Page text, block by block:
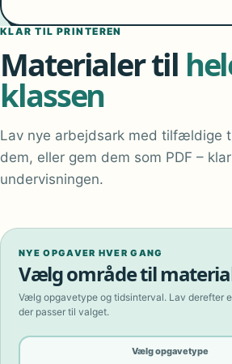
KLAR TIL PRINTEREN
Materialer til
klassen
Lav nye arbejdsark med tilfældige
dem, eller gem dem som PDF –
undervisningen.
NYE OPGAVER HVER GANG
Vælg område til
Vælg opgavetype og tidsinterval. Lav derefter
der passer til valget.
Vælg opgavetype